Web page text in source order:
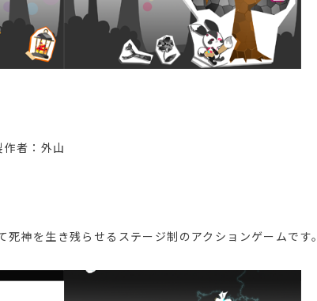
作者：外山
神を生き残らせるステージ制のアクションゲームです。